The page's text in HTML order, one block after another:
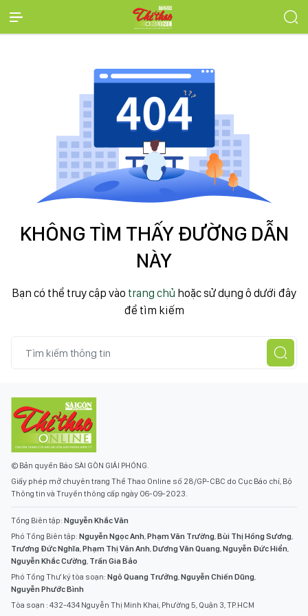
KHÔNG TÌM THẤY ĐƯỜNG DẪN
NÀY
Bạn có thể truy cập vào trang chủ hoặc sử dụng ô dưới đây
để tìm kiếm
© Bản quyền Báo SÀI GÒN GIẢI PHÓNG.
Giấy phép mở chuyên trang Thể Thao Online số 28/GP-CBC do Cục Báo chí, Bộ
Thông tin và Truyền thông cấp ngày 06-09-2023.
Tổng Biên tập: Nguyễn Khắc Văn
Phó Tổng Biên tập: Nguyễn Ngọc Anh,Phạm Văn Trường,Bùi Thị Hồng Sương,
Trương Đức Nghĩa,Phạm Thị Vân Anh,Dương Văn Quang,Nguyễn Đức Hiển,
Nguyễn Khắc Cường, Trần Gia Bảo
Phó Tổng Thư ký tòa soạn: Ngô Quang Trưởng,Nguyễn Chiến Dũng,
Nguyễn Phước Bình
Tòa soạn : 432-434 Nguyễn Thị Minh Khai, Phường 5, Quận 3, TP.HCM